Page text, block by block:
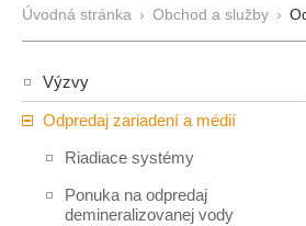
Úvodná stránka › Obchod a služby ›
Výzvy
Odpredaj zariadení a médií
Riadiace systémy
Ponuka na odpredaj
demineralizovanej vody